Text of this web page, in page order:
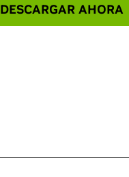
DESCARGAR AHORA